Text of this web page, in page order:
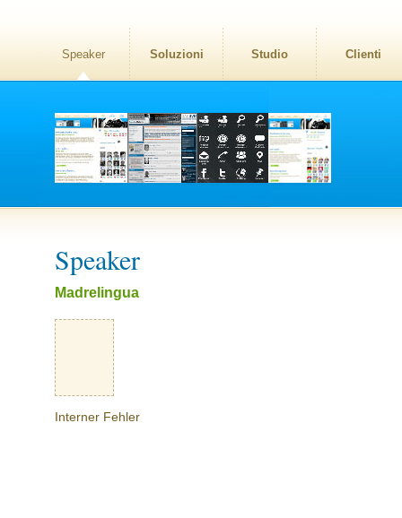
Speaker Soluzioni Studio Clienti
Speaker
Madrelingua
Interner Fehler